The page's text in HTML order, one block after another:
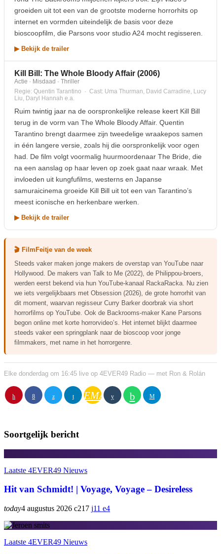
groeiden uit tot een van de grootste moderne horrorhits op
internet en vormden uiteindelijk de basis voor deze
bioscoopfilm, die Parsons voor studio A24 mocht regisseren.
▶ Bekijk de trailer
Kill Bill: The Whole Bloody Affair (2006)
Actie · Misdaad · Thriller
Regie: Quentin Tarantino · Cast: Uma Thurman, David Carradine, Lucy
Liu, Daryl Hannah e.a.
Ruim twintig jaar na de oorspronkelijke release keert Kill Bill
terug in de vorm van The Whole Bloody Affair. Quentin
Tarantino brengt daarmee zijn tweedelige wraakepos samen
in één langere versie, zoals hij die oorspronkelijk voor ogen
had. De film volgt voormalig huurmoordenaar The Bride, die
na een aanslag op haar leven op zoek gaat naar wraak. Met
invloeden uit kungfufilms, westerns en Japanse
samuraicinema groeide Kill Bill uit tot een van Tarantino’s
meest iconische en herkenbare werken.
▶ Bekijk de trailer
🎬 FilmFeitje van de week
Steeds vaker maken jonge makers de overstap van YouTube naar
Hollywood. De makers van Talk to Me (2022), de Philippou-broers,
werden eerst bekend via hun YouTube-kanaal RackaRacka. Nu zien
we iets vergelijkbaars met Obsession (2026), de grote horrorhit van
dit moment, waarvan regisseur Curry Barker doorbrak via short
horrorfilms op YouTube. Ook de Backrooms-maker Kane Parsons
begon online met korte horrorvideo’s. Het internet blijkt daarmee
steeds vaker een springplank naar de bioscoop voor jonge
filmmakers, met name in het horrorgenre.
Elke donderdag om 16:45 live op 4EVER49 Radio — met Ron & Rolán
EMAIL
Soortgelijk bericht
Laatste 4EVER49 Nieuws
Hit van Schmidt! | Voyage, Voyage – Desireless
today4 augustus 2026 217 11 4
Laatste 4EVER49 Nieuws